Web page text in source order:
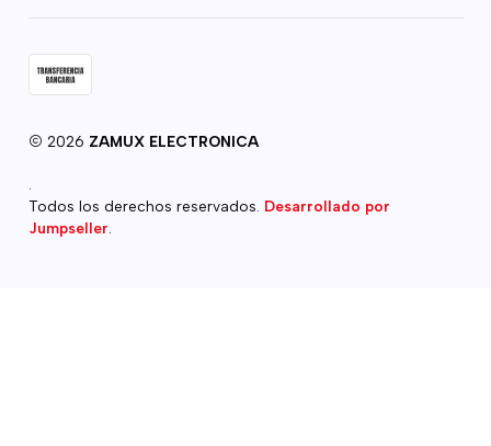
2026 ZAMUX ELECTRONICA
Todos los derechos reservados. Desarrollado por
Jumpseller